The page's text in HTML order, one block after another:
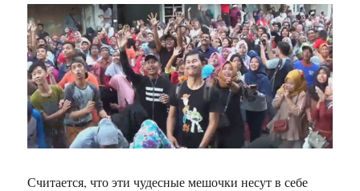
Считается, что эти чудесные мешочки несут в себе